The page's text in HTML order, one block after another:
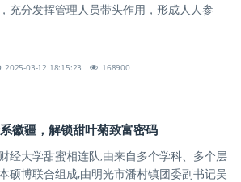
充分发挥管理人员带头作用，形成人人参
2025-03-12 18:15:23 168900
徽疆，解锁甜叶菊致富密码
经大学甜蜜相连队,由来自多个学科、多个层
硕博联合组成,由明光市潘村镇团委副书记吴